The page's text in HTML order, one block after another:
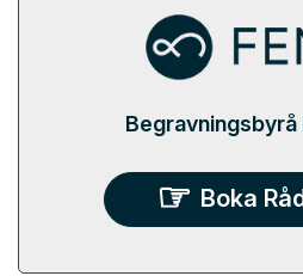
Begravningsbyrå
Boka